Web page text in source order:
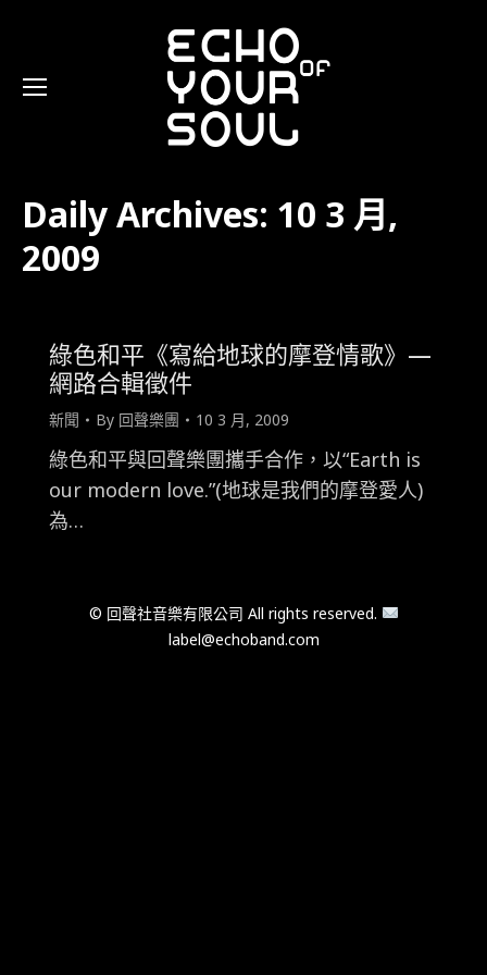
Daily Archives: 10 3 月,
2009
綠色和平《寫給地球的摩登情歌》—
網路合輯徵件
新聞 By 回聲樂團 10 3 月, 2009
綠色和平與回聲樂團攜手合作，以“Earth is
our modern love.”(地球是我們的摩登愛人)
為…
© 回聲社音樂有限公司 All rights reserved.
label@echoband.com